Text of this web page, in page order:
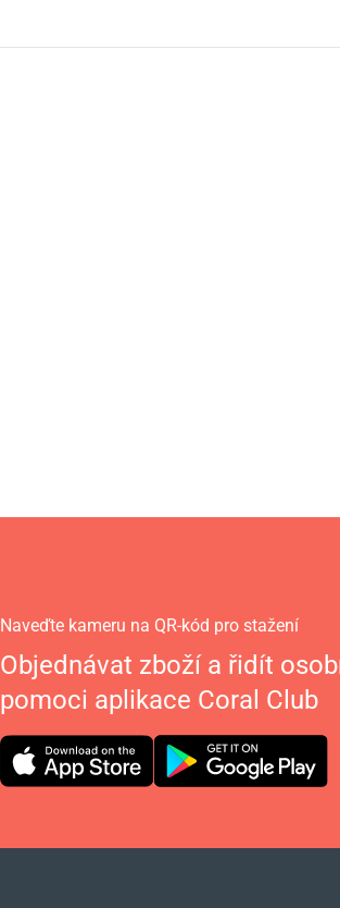
Naveďte kameru na QR-kód pro stažení
Objednávat zboží a řidít
pomoci aplikace Coral Club